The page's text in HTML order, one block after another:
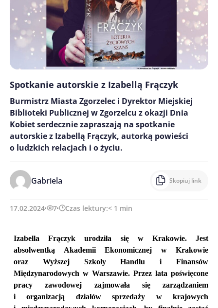
Spotkanie autorskie z Izabellą Frączyk
Burmistrz Miasta Zgorzelec i Dyrektor Miejskiej
Biblioteki Publicznej w Zgorzelcu z okazji Dnia
Kobiet serdecznie zapraszają na spotkanie
autorskie z Izabellą Frączyk, autorką powieści
o ludzkich relacjach i o życiu.
Gabriela Skopiuj link
17.02.2024 7 Czas lektury:< 1 min
Izabella Frączyk urodziła się w Krakowie. Jest
absolwentką Akademii Ekonomicznej w Krakowie
oraz Wyższej Szkoły Handlu i Finansów
Międzynarodowych w Warszawie. Przez lata poświęcone
pracy zawodowej zajmowała się zarządzaniem
i organizacją działów sprzedaży w krajowych